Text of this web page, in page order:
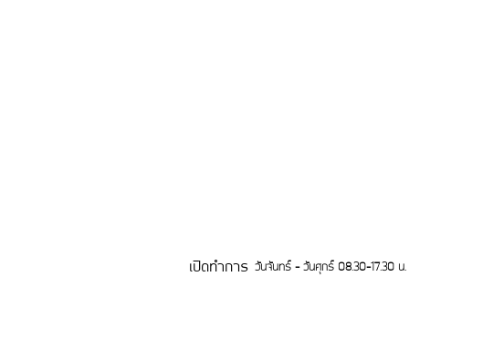
เปิดทำการ วันจันทร์ - วันศุกร์ 08.30-17.30 น.